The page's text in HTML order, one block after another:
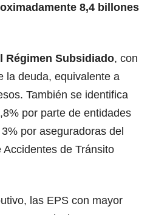
8,4 billones
Régimen Subsidiado, con
la deuda, equivalente a
También se identifica
por parte de entidades
por aseguradoras del
de Tránsito
las EPS con mayor